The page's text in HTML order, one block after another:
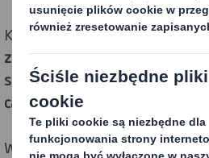
Klienci wyznaczają coraz
zakresie zrównoważonego
stosowania zasad gospodarki o
całym łańcuchu dostaw
Wykorzystując naszą wiedzę,